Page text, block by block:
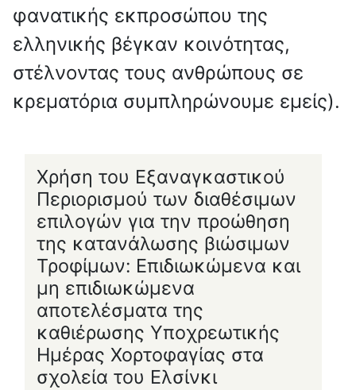
φανατικής εκπροσώπου της
ελληνικής βέγκαν κοινότητας,
στέλνοντας τους ανθρώπους σε
κρεματόρια συμπληρώνουμε εμείς).
Χρήση του Εξαναγκαστικού
Περιορισμού των διαθέσιμων
επιλογών για την προώθηση
της κατανάλωσης βιώσιμων
Τροφίμων: Επιδιωκώμενα και
μη επιδιωκώμενα
αποτελέσματα της
καθιέρωσης Υποχρεωτικής
Ημέρας Χορτοφαγίας στα
σχολεία του Ελσίνκι